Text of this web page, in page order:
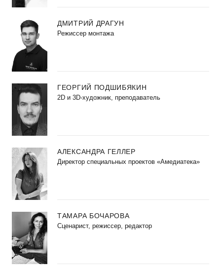
ДМИТРИЙ ДРАГУН
Режиссер монтажа
ГЕОРГИЙ ПОДШИБЯКИН
2D и 3D-художник, преподаватель
АЛЕКСАНДРА ГЕЛЛЕР
Директор специальных проектов «Амедиатека»
ТАМАРА БОЧАРОВА
Сценарист, режиссер, редактор